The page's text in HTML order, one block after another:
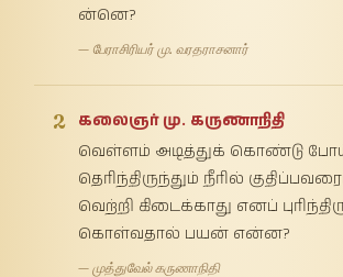
ன்னெ?
— பேராசிரியர் மு. வரதராசனார்
2
கலைஞர் மு. கருணாநிதி
வெள்ளம் அடித்துக் கொண்டு
தெரிந்திருந்தும் நீரில்
வெற்றி கிடைக்காது எனப்
கொள்வதால் பயன் என்ன?
— முத்துவேல் கருணாநிதி